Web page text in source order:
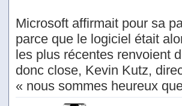
Microsoft affirmait pour sa
parce que le logiciel était
les plus récentes renvoient
donc close, Kevin Kutz,
« nous sommes heureux